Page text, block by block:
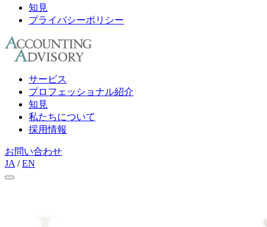
知見
プライバシーポリシー
サービス
プロフェッショナル紹介
知見
私たちについて
採用情報
お問い合わせ
JA / EN